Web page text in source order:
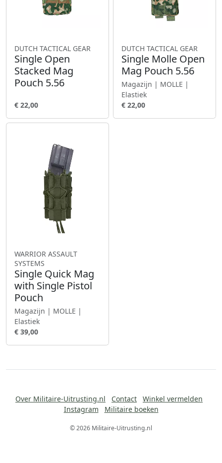
DUTCH TACTICAL GEAR
Single Open
Stacked Mag
Pouch 5.56
€ 22,00
DUTCH TACTICAL GEAR
Single Molle Open
Mag Pouch 5.56
Magazijn | MOLLE |
Elastiek
€ 22,00
WARRIOR ASSAULT
SYSTEMS
Single Quick Mag
with Single Pistol
Pouch
Magazijn | MOLLE |
Elastiek
€ 39,00
Over Militaire-Uitrusting.nl Contact
Winkel vermelden
Instagram
Militaire boeken
© 2026 Militaire-Uitrusting.nl